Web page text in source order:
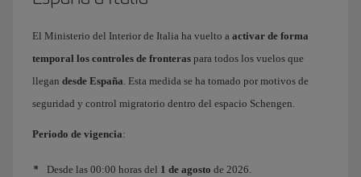
El Ministerio del Interior de Italia ha vuelto a activar de forma
temporal los controles de fronteras para todos los vuelos que
llegan desde España. Esta medida se ha tomado por motivos de
seguridad y control migratorio dentro del espacio Schengen.
Periodo de vigencia:
Desde las 00:00 horas del 1 de agosto de 2026.